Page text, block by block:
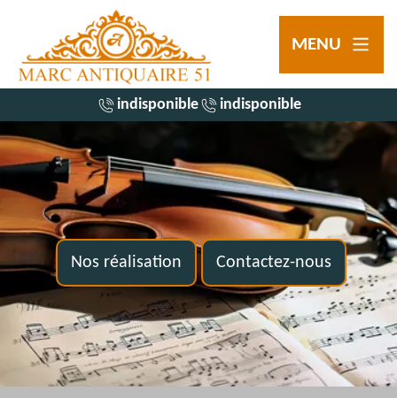
MENU
indisponible indisponible
Nos réalisation Contactez-nous